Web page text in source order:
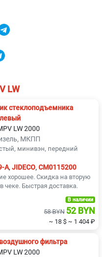
LW
стеклоподъемника
LW 2000
МКПП
минивэн, передний
A, JIDECO, CM0115200
хорошее. Скидка на вторую
чеке. Быстрая доставка.
В наличии
58 BYN 52 BYN
~ 18 $ ~ 1 404 ₽
фильтра
LW 2000